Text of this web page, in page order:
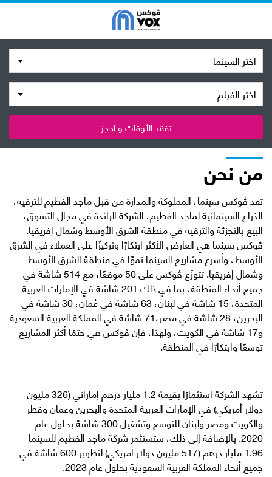
اختر السينما
اختر الفيلم
تفقد الأوقات و احجز
من نحن
تعد ڤوكس سينما، المملوكة والمدارة من قبل ماجد الفطيم للترفيه،
الذراع السينمائية لماجد الفطيم، الشركة الرائدة في مجال التسوق،
البيع بالتجزئة والترفيه في منطقة الشرق الأوسط وشمال إفريقيا.
ڤوكس سينما هي العارض الأكثر ابتكارًا وتركيزًا على العملاء في الشرق
الأوسط، وأسرع مشاريع السينما نموًا في منطقة الشرق الأوسط
وشمال إفريقيا. تتوزّع ڤوكس على 50 موقعًا، مع 514 شاشة في
جميع أنحاء المنطقة، بما في ذلك 201 شاشة في الإمارات العربية
المتحدة، 15 شاشة في لبنان، 63 شاشة في عُمان، 30 شاشة في
البحرين، 28 شاشة في مصر،71 شاشة في المملكة العربية السعودية
و17 شاشة في الكويت، ولهذا، فإن ڤوكس هي حتمًا أكثر المشاريع
توسعًا وابتكارًا في المنطقة.
تشهد الشركة استثمارًا بقيمة 1.2 مليار درهم إماراتي (326 مليون
دولار أمريكي) في الإمارات العربية المتحدة والبحرين وعمان وقطر
والكويت ومصر ولبنان للتوسع وتشغيل 300 شاشة بحلول عام
2020. بالإضافة إلى ذلك، ستستثمر شركة ماجد الفطيم للسينما
1.96 مليار درهم (517 مليون دولار أمريكي) لتطوير 600 شاشة في
جميع أنحاء المملكة العربية السعودية بحلول عام 2023.